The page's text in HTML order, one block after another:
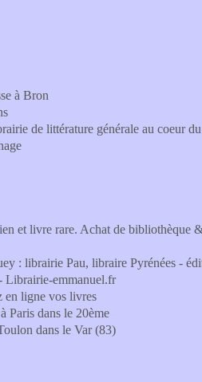
à Bron
de littérature générale au coeur
et livre rare. Achat de bibliothèque
: librairie Pau, libraire Pyrénées -
Librairie-emmanuel.fr
en ligne vos livres
Paris dans le 20ème
dans le Var (83)